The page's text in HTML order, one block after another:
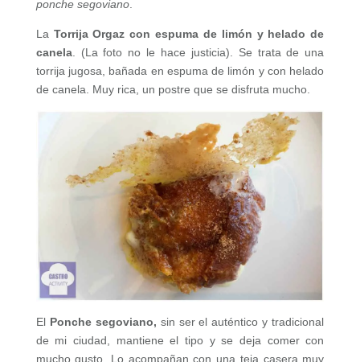
ponche segoviano.
La Torrija Orgaz con espuma de limón y helado de
canela. (La foto no le hace justicia). Se trata de una
torrija jugosa, bañada en espuma de limón y con helado
de canela. Muy rica, un postre que se disfruta mucho.
El Ponche segoviano, sin ser el auténtico y tradicional
de mi ciudad, mantiene el tipo y se deja comer con
mucho gusto. Lo acompañan con una teja casera muy